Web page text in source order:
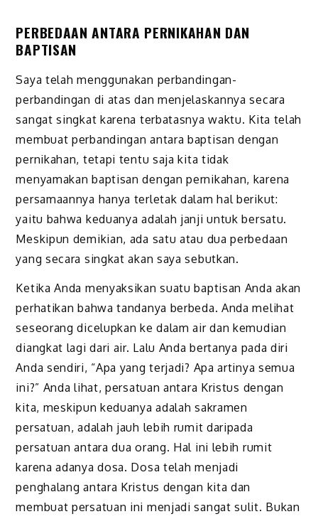
PERBEDAAN ANTARA PERNIKAHAN DAN
BAPTISAN
Saya telah menggunakan perbandingan-
perbandingan di atas dan menjelaskannya secara
sangat singkat karena terbatasnya waktu. Kita telah
membuat perbandingan antara baptisan dengan
pernikahan, tetapi tentu saja kita tidak
menyamakan baptisan dengan pernikahan, karena
persamaannya hanya terletak dalam hal berikut:
yaitu bahwa keduanya adalah janji untuk bersatu.
Meskipun demikian, ada satu atau dua perbedaan
yang secara singkat akan saya sebutkan.
Ketika Anda menyaksikan suatu baptisan Anda akan
perhatikan bahwa tandanya berbeda. Anda melihat
seseorang dicelupkan ke dalam air dan kemudian
diangkat lagi dari air. Lalu Anda bertanya pada diri
Anda sendiri, “Apa yang terjadi? Apa artinya semua
ini?” Anda lihat, persatuan antara Kristus dengan
kita, meskipun keduanya adalah sakramen
persatuan, adalah jauh lebih rumit daripada
persatuan antara dua orang. Hal ini lebih rumit
karena adanya dosa. Dosa telah menjadi
penghalang antara Kristus dengan kita dan
membuat persatuan ini menjadi sangat sulit. Bukan